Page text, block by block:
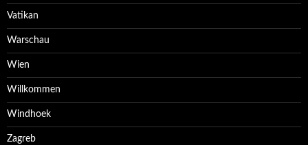
Vatikan
Warschau
Wien
Willkommen
Windhoek
Zagreb